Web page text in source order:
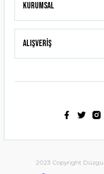
Kurumsal
Alışveriş
2023 Copyright